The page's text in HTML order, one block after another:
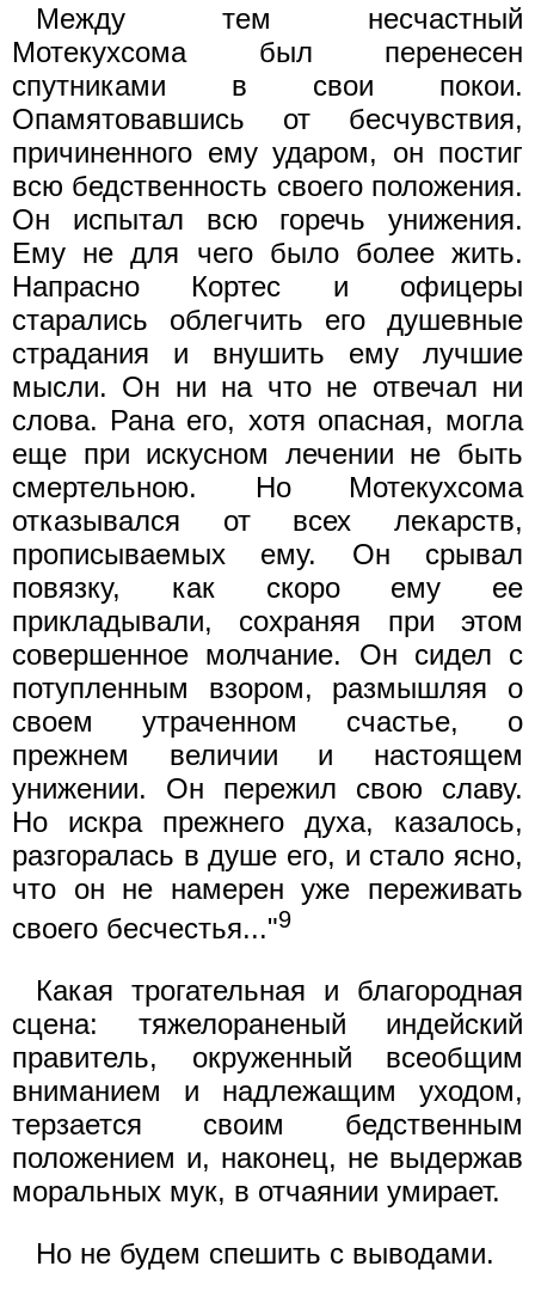
Между тем несчастный
Мотекухсома был перенесен
спутниками в свои покои.
Опамятовавшись от бесчувствия,
причиненного ему ударом, он постиг
всю бедственность своего положения.
Он испытал всю горечь унижения.
Ему не для чего было более жить.
Напрасно Кортес и офицеры
старались облегчить его душевные
страдания и внушить ему лучшие
мысли. Он ни на что не отвечал ни
слова. Рана его, хотя опасная, могла
еще при искусном лечении не быть
смертельною. Но Мотекухсома
отказывался от всех лекарств,
прописываемых ему. Он срывал
повязку, как скоро ему ее
прикладывали, сохраняя при этом
совершенное молчание. Он сидел с
потупленным взором, размышляя о
своем утраченном счастье, о
прежнем величии и настоящем
унижении. Он пережил свою славу.
Но искра прежнего духа, казалось,
разгоралась в душе его, и стало ясно,
что он не намерен уже переживать
своего бесчестья..."9
Какая трогательная и благородная
сцена: тяжелораненый индейский
правитель, окруженный всеобщим
вниманием и надлежащим уходом,
терзается своим бедственным
положением и, наконец, не выдержав
моральных мук, в отчаянии умирает.
Но не будем спешить с выводами.